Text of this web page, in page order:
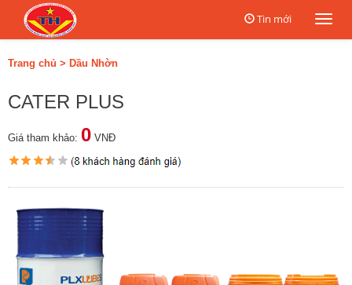
Tin mới
Trang chủ > Dầu Nhờn
CATER PLUS
Giá tham khảo: 0 VNĐ